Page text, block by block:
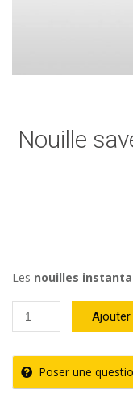
Nouille
Les nouilles
quantité
de
Nouille
saveur
Ajouter
Poser une